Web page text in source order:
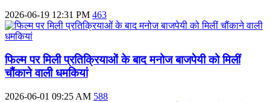
2026-06-19 12:31 PM 463
फिल्म पर मिली प्रतिक्रियाओं के बाद मनोज बाजपेयी को मिलीं
चौंकाने वाली धमकियां
2026-06-01 09:25 AM 588